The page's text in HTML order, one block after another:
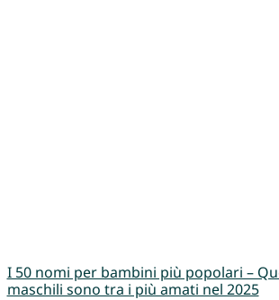
I 50 nomi per bambini più popolari –
maschili sono tra i più amati nel 2025